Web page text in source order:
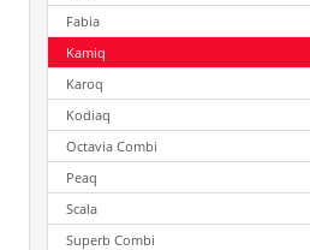
Fabia
Kamiq
Karoq
Kodiaq
Octavia Combi
Peaq
Scala
Superb Combi